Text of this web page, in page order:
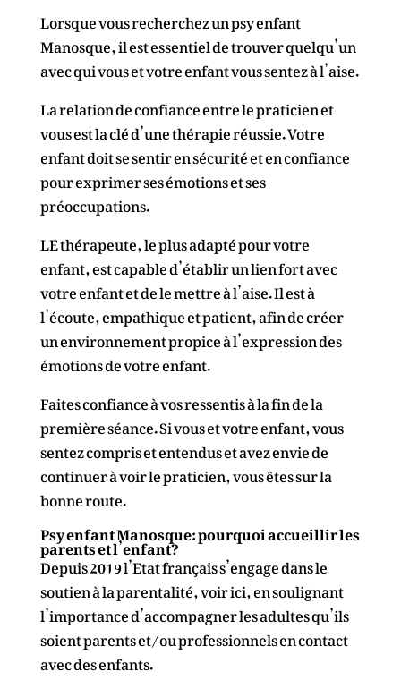
Lorsque vous recherchez un psy enfant
Manosque, il est essentiel de trouver quelqu’un
avec qui vous et votre enfant vous sentez à l’aise.
La relation de confiance entre le praticien et
vous est la clé d’une thérapie réussie. Votre
enfant doit se sentir en sécurité et en confiance
pour exprimer ses émotions et ses
préoccupations.
LE thérapeute, le plus adapté pour votre
enfant, est capable d’établir un lien fort avec
votre enfant et de le mettre à l’aise. Il est à
l’écoute, empathique et patient, afin de créer
un environnement propice à l’expression des
émotions de votre enfant.
Faites confiance à vos ressentis à la fin de la
première séance. Si vous et votre enfant, vous
sentez compris et entendus et avez envie de
continuer à voir le praticien, vous êtes sur la
bonne route.
Psy enfant Manosque: pourquoi accueillir les
parents et l’enfant?
Depuis 2019 l’Etat français s’engage dans le
soutien à la parentalité, voirici,en soulignant
l’importance d’accompagner les adultes qu’ils
soient parents et/ou professionnels en contact
avec des enfants.